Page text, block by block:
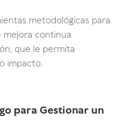
metodológicas para
continua
que le permita
impacto.
para Gestionar un